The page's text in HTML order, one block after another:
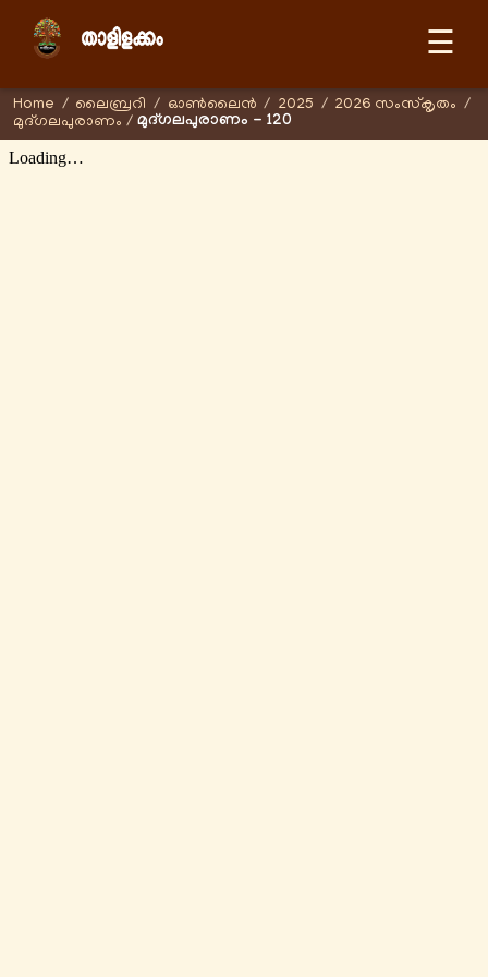
☰
Home / ലൈബ്രറി / ഓണ്‍ലൈന്‍ / 2025 / 2026 സംസ്കൃതം /
മുദ്ഗലപുരാണം / മുദ്ഗലപുരാണം - 120